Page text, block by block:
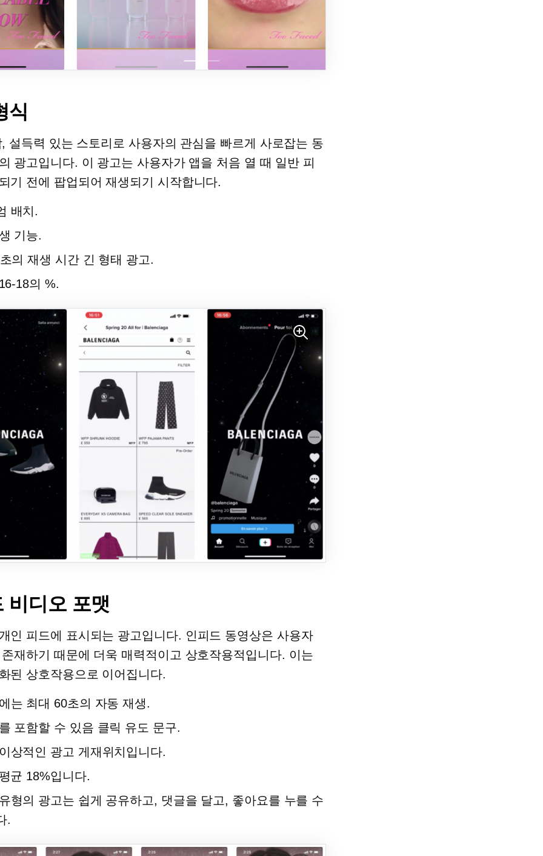
식
설득력 있는 스토리로 사용자의 관심을 빠르게 사로잡는 동
광고입니다. 이 광고는 사용자가 앱을 처음 열 때 일반 피
기 전에 팝업되어 재생되기 시작합니다.
배치.
기능.
의 재생 시간 긴 형태 광고.
18의 %.
비디오 포맷
인 피드에 표시되는 광고입니다. 인피드 동영상은 사용자
재하기 때문에 더욱 매력적이고 상호작용적입니다. 이는
된 상호작용으로 이어집니다.
는 최대 60초의 자동 재생.
포함할 수 있음 클릭 유도 문구.
상적인 광고 게재위치입니다.
균 18%입니다.
형의 광고는 쉽게 공유하고, 댓글을 달고, 좋아요를 누를 수
.